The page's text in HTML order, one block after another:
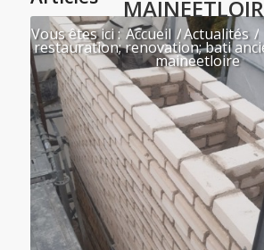
Vous êtes ici : Accueil /Actualités /
restauration; renovation; bati
maineetloire